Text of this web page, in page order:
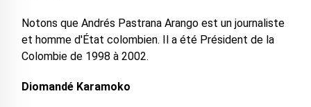
Notons que Andrés Pastrana Arango est un journaliste
et homme d'État colombien. Il a été Président de la
Colombie de 1998 à 2002.
Diomandé Karamoko